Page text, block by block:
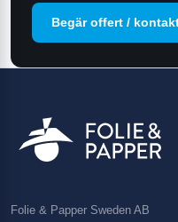
Begär offert /
Folie & Papper Sweden AB